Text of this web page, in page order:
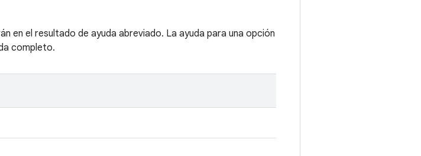
en el resultado de ayuda abreviado. La ayuda para una opción
completo.